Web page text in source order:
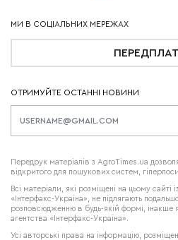
ОТРИМУЙТЕ ОСТАННІ НОВИНИ
Передрук матеріалів з AgroTimes.ua
відкритого для пошукових систем,
Всі матеріали, які розміщені на цьому сайті
«Інтерфакс-Україна», не підлягають
розповсюдженню в будь-якій формі, інакше
агентства «Інтерфакс-Україна».
Усі авторські права на інформацію,